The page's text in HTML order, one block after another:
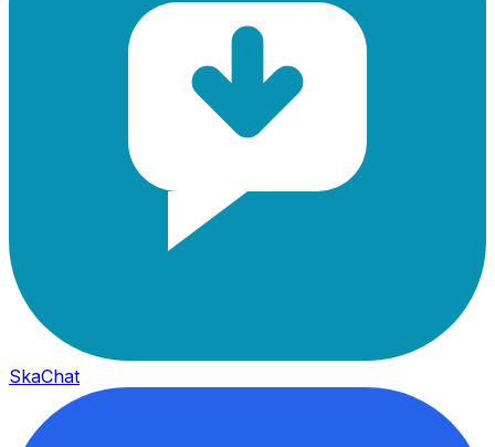
SkaChat